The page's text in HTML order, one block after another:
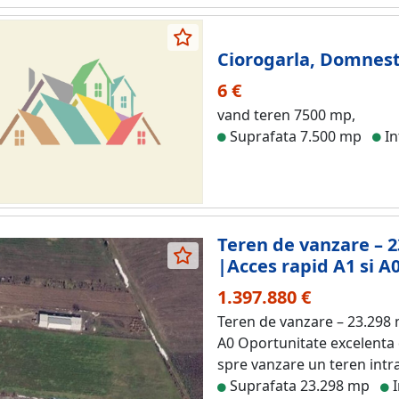
Ciorogarla,
6 €
vand teren 7500 mp,
Suprafata 7.500 mp
Teren de vanzare –
|Acces rapid A1 si
1.397.880 €
Teren de vanzare –
A0 Oportunitate
spre vanzare un teren
Suprafata 23.298 mp